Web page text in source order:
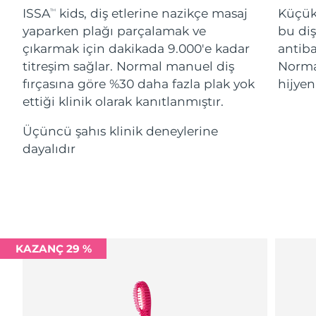
ISSATM
kids, diş etlerine nazikçe masaj
yaparken plağı parçalamak ve
çıkarmak için dakikada 9.000'e kadar
titreşim sağlar. Normal manuel diş
fırçasına göre %30 daha fazla plak yok
ettiği klinik olarak kanıtlanmıştır.
Üçüncü şahıs klinik deneylerine
dayalıdır
bu
KAZANÇ 29 %
For healthy hair
18% PAP
Kozmetik ürünleri Erkekler
Tüm Ürünler
İsrail Tahmini teslim tarihi 8/13/26
İtalya Tahmini teslim tarihi 8/9/26
Japonya Tahmini teslim tarihi 8/12/26
Kazakistan
Lübnan